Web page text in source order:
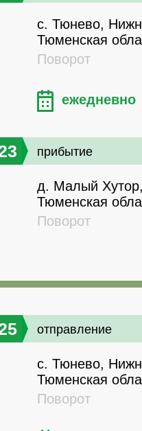
с. Тюнево,
Тюменская
Поворот
ежедневно
прибытие
д. Малый
Тюменская
Поворот
отправление
с. Тюнево,
Тюменская
Поворот